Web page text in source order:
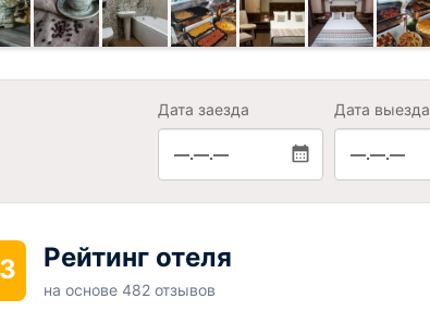
Дата заезда
—.—.—
Дата выезда
—.—.—
Рейтинг отеля
на основе 482 отзывов